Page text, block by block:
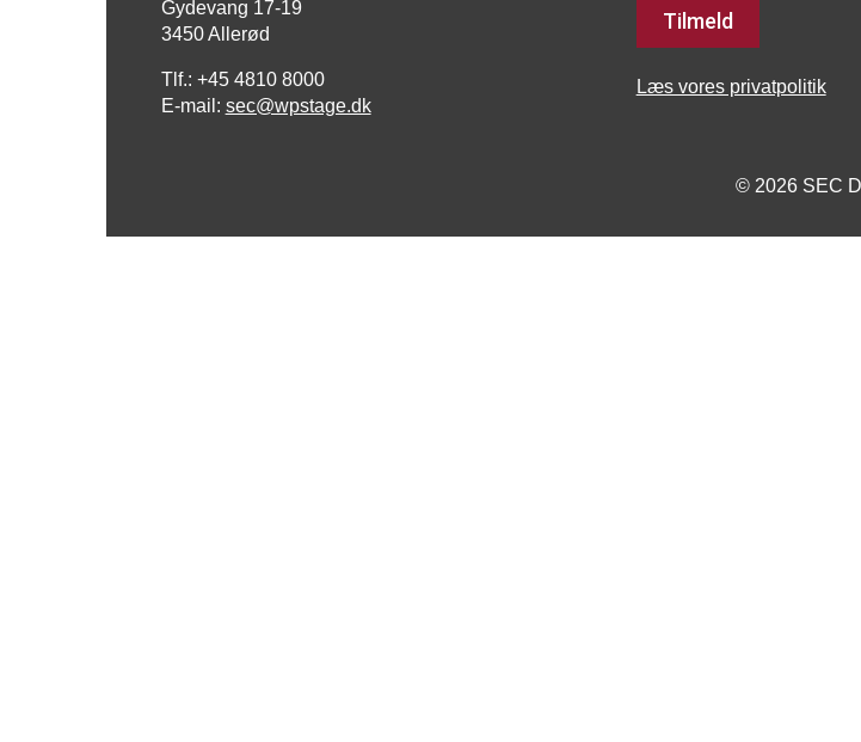
Gydevang 17-19
3450 Allerød
Tlf.: +45 4810 8000
E-mail: sec@wpstage.dk
Tilmeld
Læs vores privatpolitik
© 2026 SEC